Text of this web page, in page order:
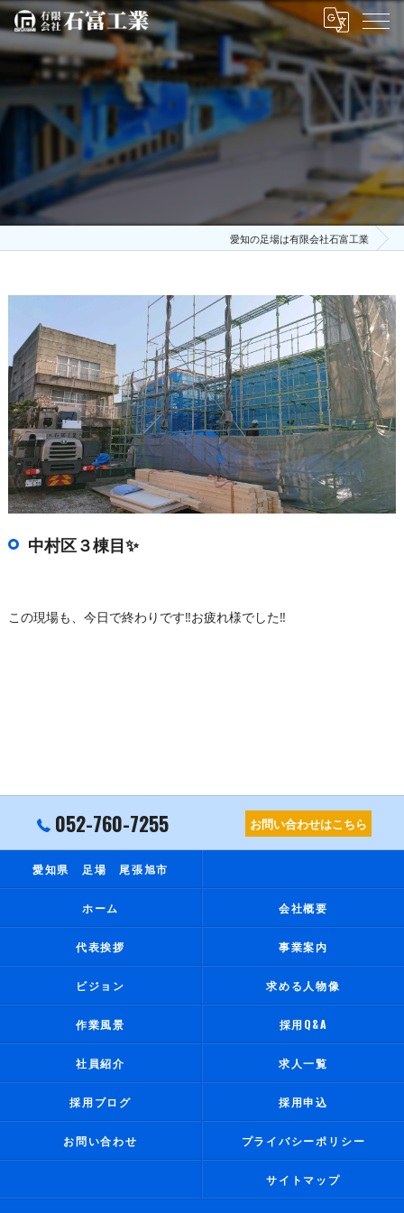
愛知の足場は有限会社石富工業
中村区３棟目✨
この現場も、今日で終わりです‼️お疲れ様でした‼️
052-760-7255 お問い合わせはこちら
愛知県 足場 尾張旭市
ホーム 会社概要
代表挨拶 事業案内
ビジョン 求める人物像
作業風景 採用Q&A
社員紹介 求人一覧
採用ブログ 採用申込
お問い合わせ プライバシーポリシー
サイトマップ